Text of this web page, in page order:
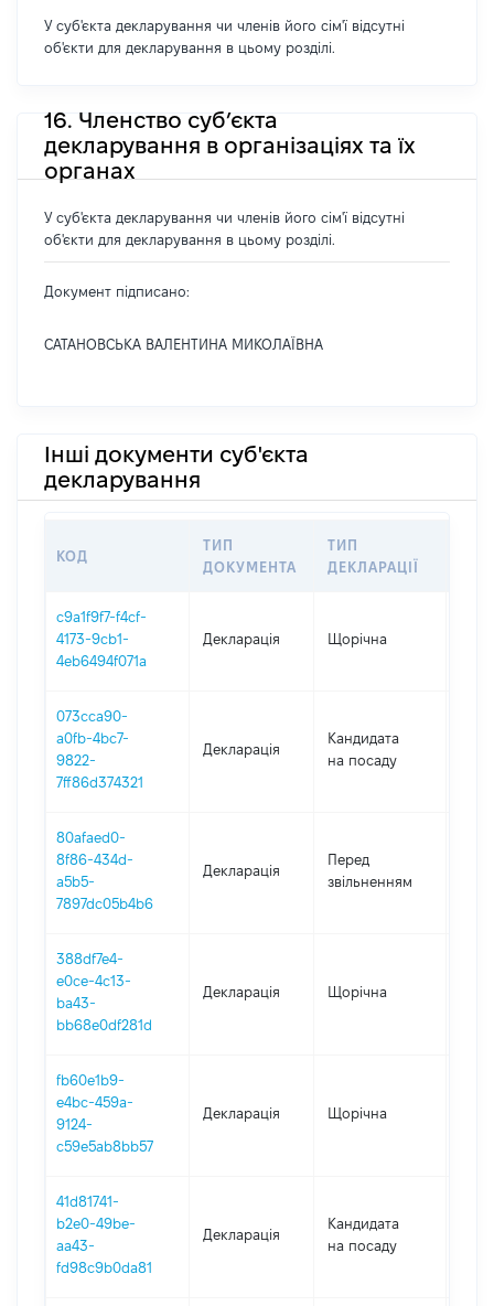
У суб'єкта декларування чи членів його сім'ї відсутні
об'єкти для декларування в цьому розділі.
16. Членство суб’єкта
декларування в організаціях та їх
органах
У суб'єкта декларування чи членів його сім'ї відсутні
об'єкти для декларування в цьому розділі.
Документ підписано:
САТАНОВСЬКА ВАЛЕНТИНА МИКОЛАЇВНА
Інші документи суб'єкта
декларування
КОД
ТИП
ДОКУМЕНТА
ТИП
ДЕКЛАРАЦІЇ
c9a1f9f7-f4cf-
4173-9cb1-
4eb6494f071a
Декларація Щорічна
073cca90-
a0fb-4bc7-
9822-
7ff86d374321
Декларація
Кандидата
на посаду
80afaed0-
8f86-434d-
a5b5-
7897dc05b4b6
Декларація
Перед
звільненням
388df7e4-
e0ce-4c13-
ba43-
bb68e0df281d
Декларація Щорічна
fb60e1b9-
e4bc-459a-
9124-
c59e5ab8bb57
Декларація Щорічна
41d81741-
b2e0-49be-
aa43-
fd98c9b0da81
Декларація
Кандидата
на посаду